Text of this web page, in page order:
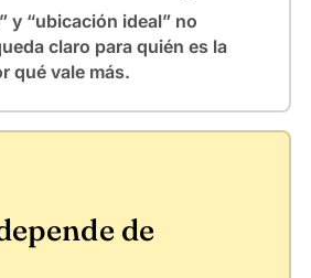
y “ubicación ideal” no
claro para quién es la
qué vale más.
de